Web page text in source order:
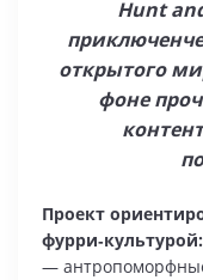
Hunt
открытого
фоне
Проект
фурри‑культурой:
—